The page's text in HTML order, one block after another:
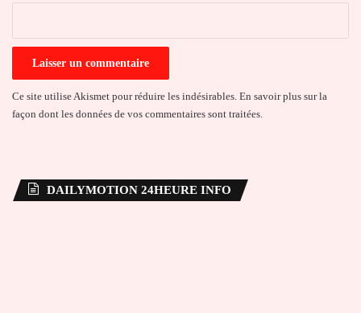
Ce site utilise Akismet pour réduire les indésirables. En savoir plus sur la
façon dont les données de vos commentaires sont traitées.
DAILYMOTION 24HEURE INFO